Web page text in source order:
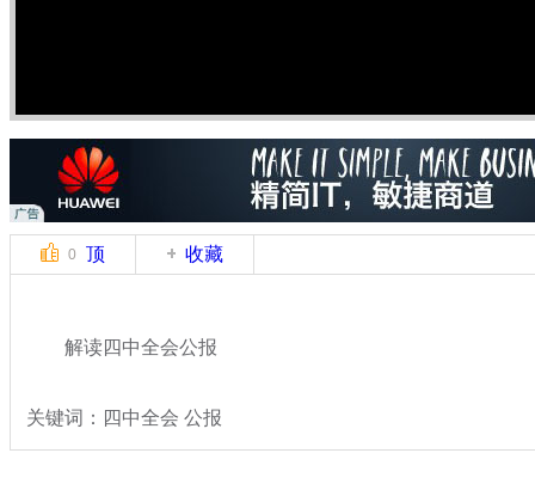
0 顶 收藏
解读四中全会公报
关键词：四中全会 公报